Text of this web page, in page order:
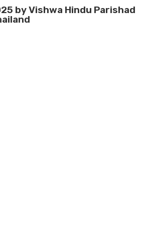
by Vishwa Hindu Parishad